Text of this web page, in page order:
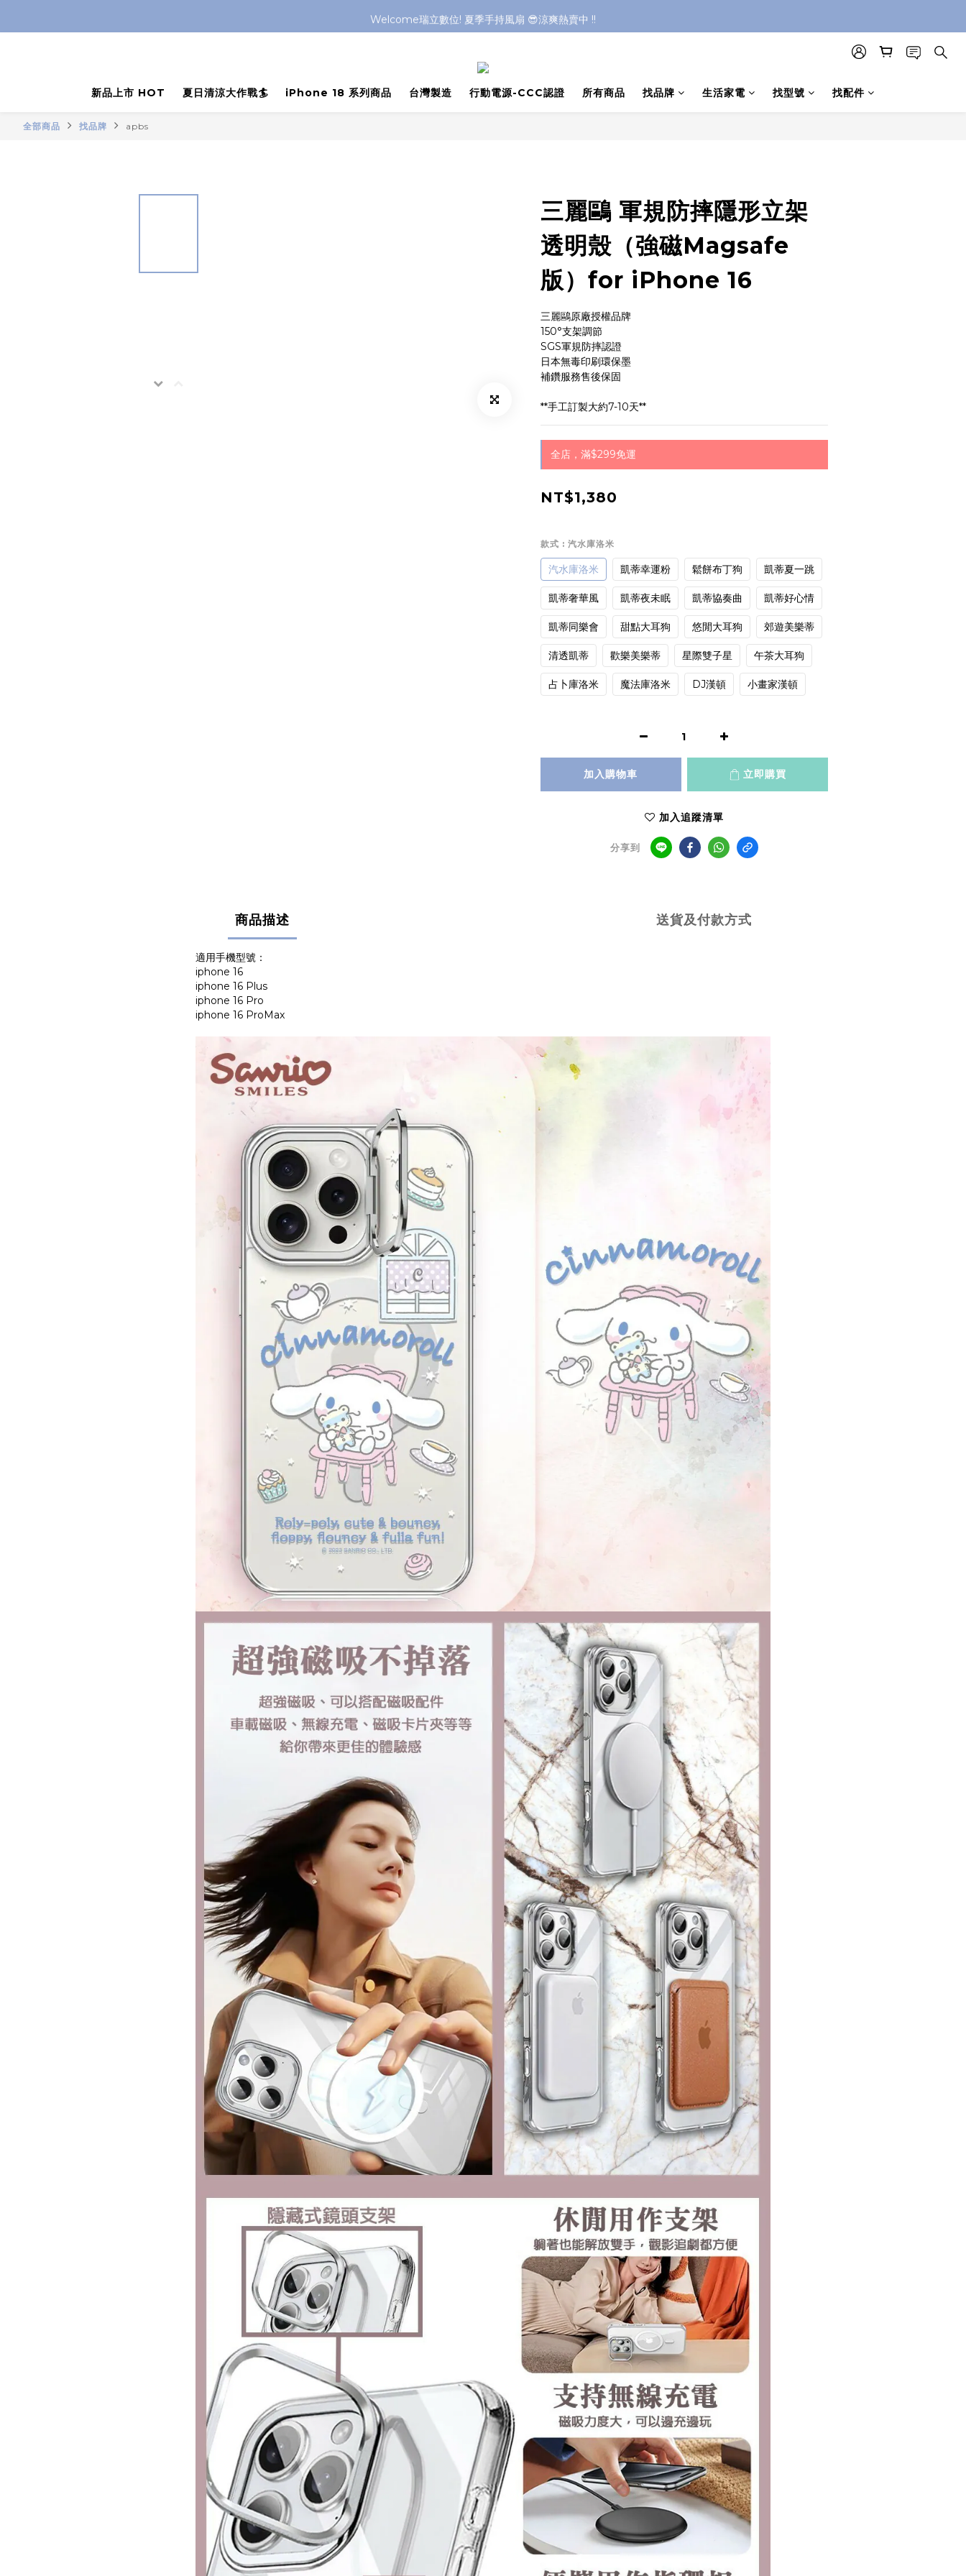
Welcome瑞立數位! 夏季手持風扇 😎涼爽熱賣中 !!
Welcome瑞立數位! 夏季手持風扇 😎涼爽熱賣中 !!
新品上市 HOT
夏日清涼大作戰🏄 iPhone 18 系列商品 台灣製造 行動電源-CCC認證 所有商品 找品牌 生活家電 找型號 找配件
全部商品 找品牌 apbs
三麗鷗 軍規防摔隱形立架
透明殼（強磁Magsafe
版）for iPhone 16
三麗鷗原廠授權品牌
150°支架調節
SGS軍規防摔認證
日本無毒印刷環保墨
補鑽服務售後保固
**手工訂製大約7-10天**
全店，滿$299免運
NT$1,380
款式 : 汽水庫洛米
汽水庫洛米 凱蒂幸運粉 鬆餅布丁狗 凱蒂夏一跳
凱蒂奢華風 凱蒂夜未眠 凱蒂協奏曲 凱蒂好心情
凱蒂同樂會 甜點大耳狗 悠閒大耳狗 郊遊美樂蒂
清透凱蒂 歡樂美樂蒂 星際雙子星 午茶大耳狗
占卜庫洛米 魔法庫洛米 DJ漢頓 小畫家漢頓
加入購物車 立即購買
加入追蹤清單
分享到
商品描述 送貨及付款方式
適用手機型號：
iphone 16
iphone 16 Plus
iphone 16 Pro
iphone 16 ProMax